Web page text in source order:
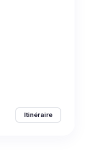
Itinéraire